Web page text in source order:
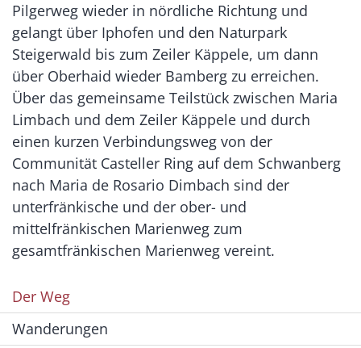
Pilgerweg wieder in nördliche Richtung und
gelangt über Iphofen und den Naturpark
Steigerwald bis zum Zeiler Käppele, um dann
über Oberhaid wieder Bamberg zu erreichen.
Über das gemeinsame Teilstück zwischen Maria
Limbach und dem Zeiler Käppele und durch
einen kurzen Verbindungsweg von der
Communität Casteller Ring auf dem Schwanberg
nach Maria de Rosario Dimbach sind der
unterfränkische und der ober- und
mittelfränkischen Marienweg zum
gesamtfränkischen Marienweg vereint.
Der Weg
Wanderungen